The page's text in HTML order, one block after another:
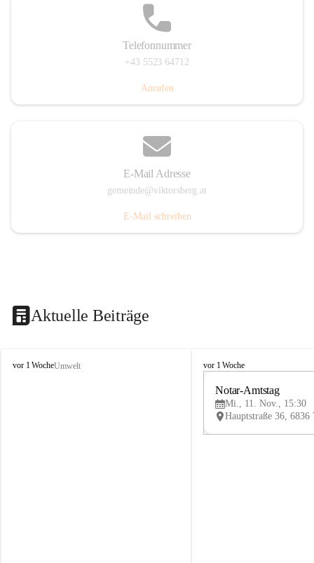
Telefonnummer
+43 5523 64712
Anrufen
E-Mail Adresse
gemeinde@viktorsberg.at
E-Mail schreiben
Aktuelle Beiträge
V
vor 1 WocheUmwelt
V
vor 1 Woche
Notar-Amtstag
Mi., 11. Nov., 15:30